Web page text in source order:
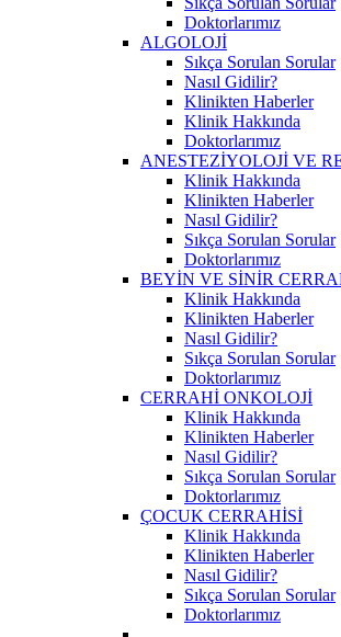
Doktorlarımız
ALGOLOJİ
Sıkça Sorulan Sorular
Nasıl Gidilir?
Klinikten Haberler
Klinik Hakkında
Doktorlarımız
ANESTEZİYOLOJİ VE
Klinik Hakkında
Klinikten Haberler
Nasıl Gidilir?
Sıkça Sorulan Sorular
Doktorlarımız
BEYİN VE SİNİR
Klinik Hakkında
Klinikten Haberler
Nasıl Gidilir?
Sıkça Sorulan Sorular
Doktorlarımız
CERRAHİ ONKOLOJİ
Klinik Hakkında
Klinikten Haberler
Nasıl Gidilir?
Sıkça Sorulan Sorular
Doktorlarımız
ÇOCUK CERRAHİSİ
Klinik Hakkında
Klinikten Haberler
Nasıl Gidilir?
Sıkça Sorulan Sorular
Doktorlarımız